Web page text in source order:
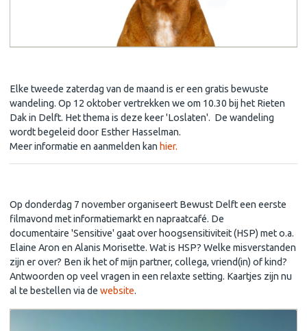
Elke tweede zaterdag van de maand is er een gratis bewuste
wandeling. Op 12 oktober vertrekken we om 10.30 bij het Rieten
Dak in Delft. Het thema is deze keer 'Loslaten'. De wandeling
wordt begeleid door Esther Hasselman.
Meer informatie en aanmelden kan hier.
Op donderdag 7 november organiseert Bewust Delft een eerste
filmavond met informatiemarkt en napraatcafé. De
documentaire 'Sensitive' gaat over hoogsensitiviteit (HSP) met o.a.
Elaine Aron en Alanis Morisette. Wat is HSP? Welke misverstanden
zijn er over? Ben ik het of mijn partner, collega, vriend(in) of kind?
Antwoorden op veel vragen in een relaxte setting. Kaartjes zijn nu
al te bestellen via de website.